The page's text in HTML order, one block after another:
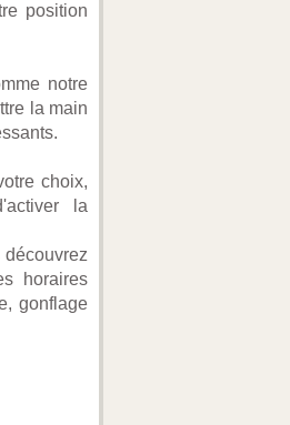
position
notre
la main
choix,
la
horaires
gonflage